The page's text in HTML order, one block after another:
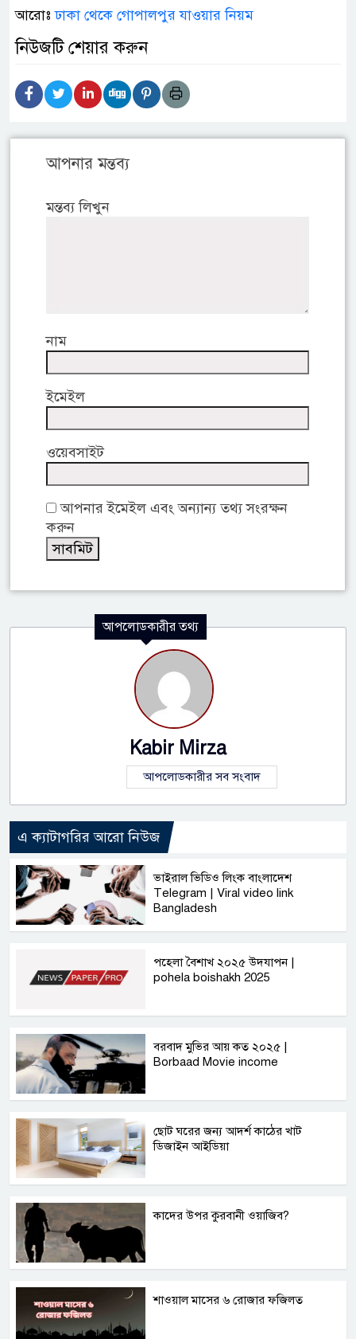
আরোঃঢাকা থেকে গোপালপুর যাওয়ার নিয়ম
নিউজটি শেয়ার করুন
আপনার মন্তব্য
মন্তব্য লিখুন
নাম
ইমেইল
ওয়েবসাইট
আপনার ইমেইল এবং অন্যান্য তথ্য সংরক্ষন
করুন
আপলোডকারীর তথ্য
Kabir Mirza
আপলোডকারীর সব সংবাদ
এ ক্যাটাগরির আরো নিউজ
ভাইরাল ভিডিও লিংক বাংলাদেশ
Telegram | Viral video link
Bangladesh
পহেলা বৈশাখ ২০২৫ উদযাপন |
pohela boishakh 2025
বরবাদ মুভির আয় কত ২০২৫ |
Borbaad Movie income
ছোট ঘরের জন্য আদর্শ কাঠের খাট
ডিজাইন আইডিয়া
কাদের উপর কুরবানী ওয়াজিব?
শাওয়াল মাসের ৬ রোজার ফজিলত